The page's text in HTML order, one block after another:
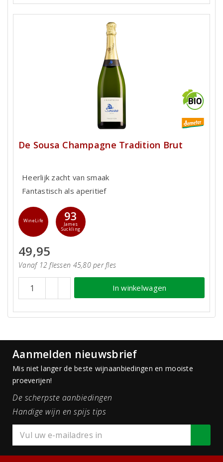
De Sousa Champagne Tradition Brut
Heerlijk zacht van smaak
Fantastisch als aperitief
WineLife 93
James
Suckling
49,95
Vanaf 12 flessen 45,80 per fles
In winkelwagen
Aanmelden nieuwsbrief
Mis niet langer de beste wijnaanbiedingen en mooiste
proeverijen!
De scherpste aanbiedingen
Handige wijn en spijs tips